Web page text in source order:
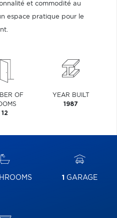
et commodité au
espace pratique pour le
OF
12
YEAR BUILT
1987
1 GARAGE